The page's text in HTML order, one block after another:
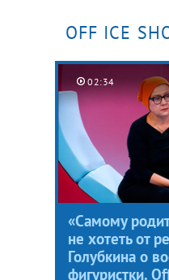
OFF ICE
02:34
«Самому
не хотеть от
Голубкина о
фигуристки.